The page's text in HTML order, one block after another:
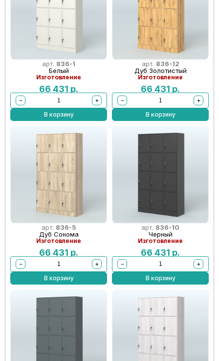
арт. 836-1
Белый
Изготовление
66 431 р.
−
+
В корзину
арт. 836-12
Дуб Золотистый
Изготовление
66 431 р.
−
+
В корзину
арт. 836-5
Дуб Сонома
Изготовление
66 431 р.
−
+
В корзину
арт. 836-10
Черный
Изготовление
66 431 р.
−
+
В корзину